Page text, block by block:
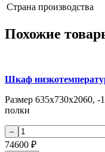
Страна производства
Похожие
Шкаф
Размер 635х730х2060,
полки
74600 ₽